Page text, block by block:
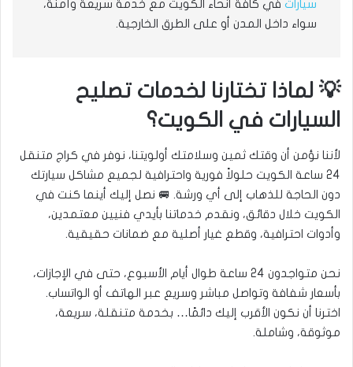
سيارات في كافة أنحاء الكويت مع خدمة سريعة وآمنة،
سواء داخل المدن أو على الطرق الخارجية.
💡 لماذا تختارنا لخدمات تصليح
السيارات في الكويت؟
لأننا نؤمن أن وقتك ثمين وسلامتك أولويتنا، نوفر في كراج متنقل
24 ساعة الكويت حلولاً فورية واحترافية لجميع مشاكل سيارتك
دون الحاجة للذهاب إلى أي ورشة. 🚐 نصل إليك أينما كنت في
الكويت خلال دقائق، ونقدم خدماتنا بأيدي فنيين معتمدين،
وأدوات احترافية، وقطع غيار أصلية مع ضمانات حقيقية.
نحن متواجدون 24 ساعة طوال أيام الأسبوع، حتى في الإجازات،
بأسعار شفافة وتواصل مباشر وسريع عبر الهاتف أو الواتساب.
اخترنا أن نكون الأقرب إليك دائمًا… بخدمة متنقلة، سريعة،
موثوقة، وشاملة.